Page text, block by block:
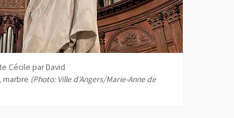
Cécile par David
marbre (Photo: Ville d’Angers/Marie-Anne de